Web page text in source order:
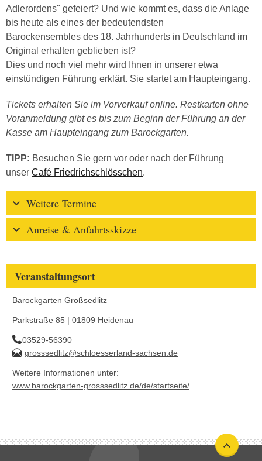
Adlerordens" gefeiert? Und wie kommt es, dass die Anlage
bis heute als eines der bedeutendsten
Barockensembles des 18. Jahrhunderts in Deutschland im
Original erhalten geblieben ist?
Dies und noch viel mehr wird Ihnen in unserer etwa
einstündigen Führung erklärt. Sie startet am Haupteingang.
Tickets erhalten Sie im Vorverkauf online. Restkarten ohne
Voranmeldung gibt es bis zum Beginn der Führung an der
Kasse am Haupteingang zum Barockgarten.
TIPP: Besuchen Sie gern vor oder nach der Führung
unser Café Friedrichschlösschen.
Weitere Termine
Anreise & Anfahrtsskizze
Veranstaltungsort
Barockgarten Großsedlitz
Parkstraße 85 | 01809 Heidenau
03529-56390
grosssedlitz@schloesserland-sachsen.de
Weitere Informationen unter:
www.barockgarten-grosssedlitz.de/de/startseite/